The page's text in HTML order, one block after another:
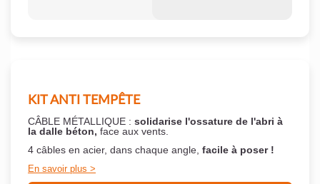
KIT ANTI TEMPÊTE
CÂBLE MÉTALLIQUE : solidarise l'ossature de l'abri à
la dalle béton, face aux vents.
4 câbles en acier, dans chaque angle, facile à poser !
En savoir plus